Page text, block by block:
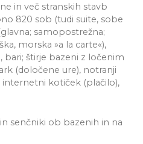
in več stranskih stavb
820 sob (tudi suite, sobe
samopostrežna;
morska »a la carte«),
bari; štirje bazeni z ločenim
(določene ure), notranji
internetni kotiček (plačilo),
senčniki ob bazenih in na